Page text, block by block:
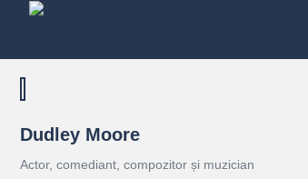
Dudley Moore
Actor, comediant, compozitor și muzician